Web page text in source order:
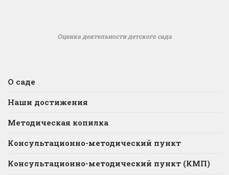
Оценка деятельности детского сада
О саде
Наши достижения
Методическая копилка
Консультационно-методический пункт
Консультационно-методический пункт (КМП)